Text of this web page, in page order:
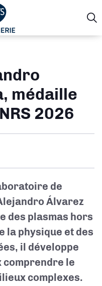
médaille
2026
de
Álvarez
des plasmas hors
la physique et des
il développe
comprendre le
complexes.